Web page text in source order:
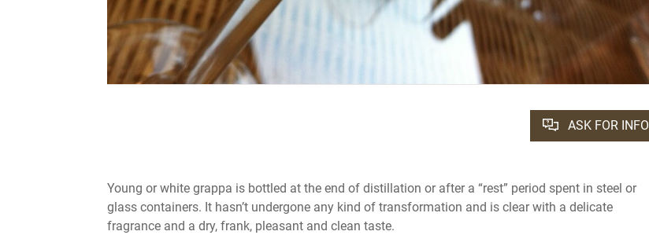
ASK FOR INFO
Young or white grappa is bottled at the end of distillation or after a “rest” period spent in steel or
glass containers. It hasn’t undergone any kind of transformation and is clear with a delicate
fragrance and a dry, frank, pleasant and clean taste.